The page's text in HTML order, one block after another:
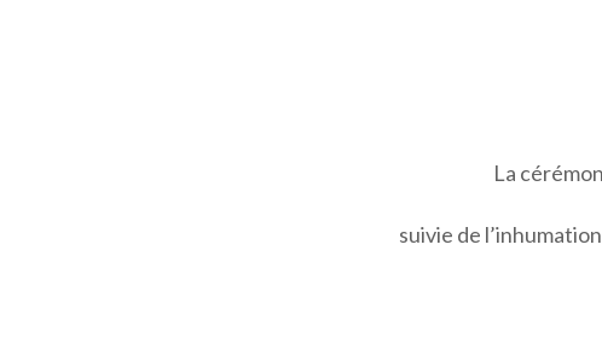
La
suivie de